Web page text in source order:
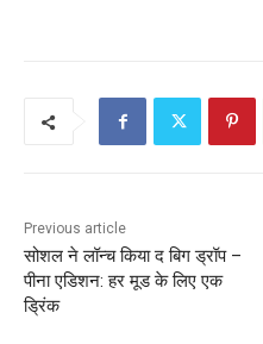
Previous article
सोशल ने लॉन्च किया द बिग ड्रॉप –
पीना एडिशन: हर मूड के लिए एक
ड्रिंक